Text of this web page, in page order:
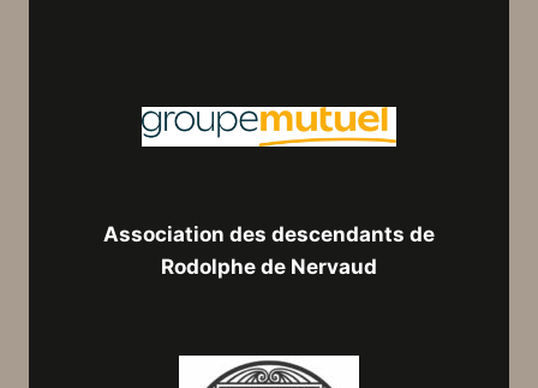
Association des descendants de
Rodolphe de Nervaud